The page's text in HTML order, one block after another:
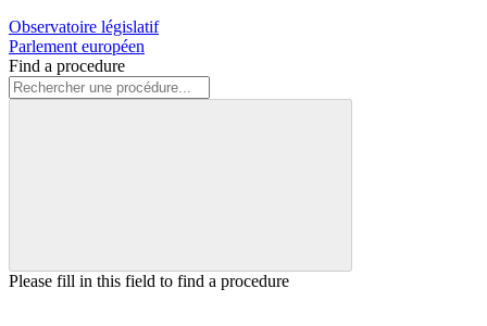
Observatoire législatif
Parlement européen
Find a procedure
Please fill in this field to find a procedure